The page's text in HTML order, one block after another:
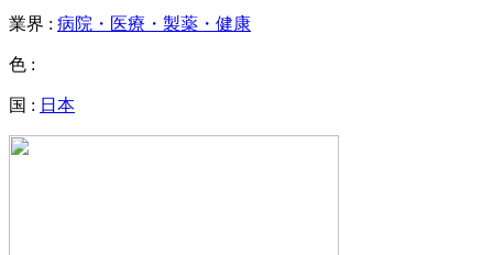
業界 : 病院・医療・製薬・健康
色 :
国 : 日本